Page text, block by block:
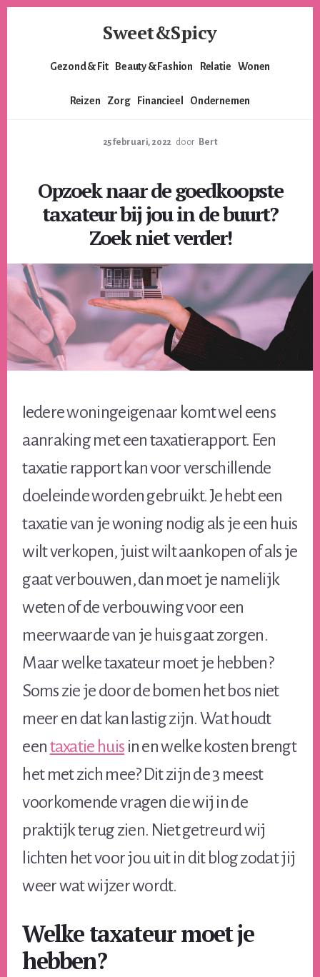
Sweet&Spicy
dames
er
tussenin.
Gezond & Fit Beauty & Fashion Relatie Wonen
Reizen Zorg Financieel Ondernemen
25 februari, 2022 door Bert
Opzoek naar de goedkoopste
taxateur bij jou in de buurt?
Zoek niet verder!
Iedere woningeigenaar komt wel eens
aanraking met een taxatierapport. Een
taxatie rapport kan voor verschillende
doeleinde worden gebruikt. Je hebt een
taxatie van je woning nodig als je een huis
wilt verkopen, juist wilt aankopen of als je
gaat verbouwen, dan moet je namelijk
weten of de verbouwing voor een
meerwaarde van je huis gaat zorgen.
Maar welke taxateur moet je hebben?
Soms zie je door de bomen het bos niet
meer en dat kan lastig zijn. Wat houdt
eentaxatie huis in en welke kosten brengt
het met zich mee? Dit zijn de 3 meest
voorkomende vragen die wij in de
praktijk terug zien. Niet getreurd wij
lichten het voor jou uit in dit blog zodat jij
weer wat wijzer wordt.
Welke taxateur moet je
hebben?